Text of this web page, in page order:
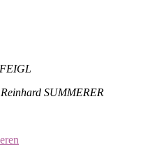
Reinhard SUMMERER